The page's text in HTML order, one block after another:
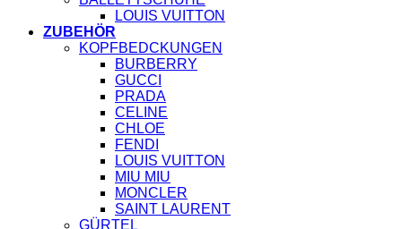
LOUIS VUITTON
ZUBEHÖR
KOPFBEDCKUNGEN
BURBERRY
GUCCI
PRADA
CELINE
CHLOE
FENDI
LOUIS VUITTON
MIU MIU
MONCLER
SAINT LAURENT
GÜRTEL